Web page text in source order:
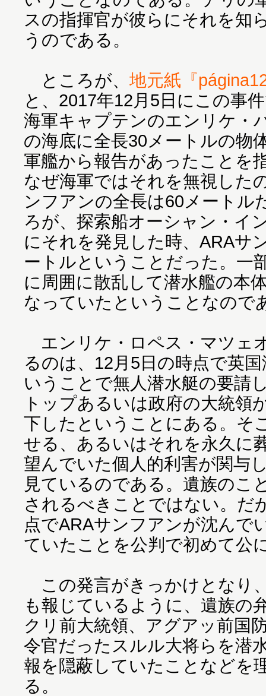
スの指揮官が彼らにそれを知
うのである。
ところが、 地元紙『
と、2017年12月5日にこの事
海軍キャプテンのエンリケ・
の海底に全長30メートルの物
軍艦から報告があったことを
なぜ海軍ではそれを無視した
ンフアンの全長は60メートル
ろが、探索船オーシャン・イ
にそれを発見した時、ARAサ
ートルということだった。一
に周囲に散乱して潜水艦の本
なっていたということなので
エンリケ・ロペス・マツェ
るのは、12月5日の時点で英
いうことで無人潜水艇の要請
トップあるいは政府の大統領
下したということにある。そ
せる、あるいはそれを永久に
望んでいた個人的利害が関与
見ているのである。遺族のこ
されるべきことではない。だ
点でARAサンフアンが沈んで
ていたことを公判で初めて公
この発言がきっかけとなり
も報じているように、遺族の
クリ前大統領、アグアッ前国
令官だったスルル大将らを潜
報を隠蔽していたことなどを
る。